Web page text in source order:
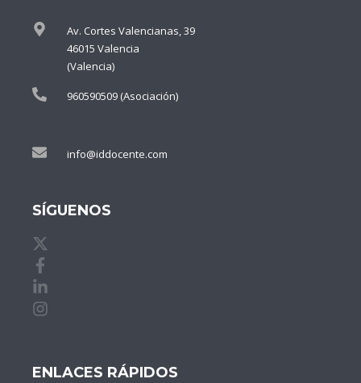
Av. Cortes Valencianas, 39
46015 Valencia
(Valencia)
960590509 (Asociación)
info@iddocente.com
SÍGUENOS
ENLACES RÁPIDOS